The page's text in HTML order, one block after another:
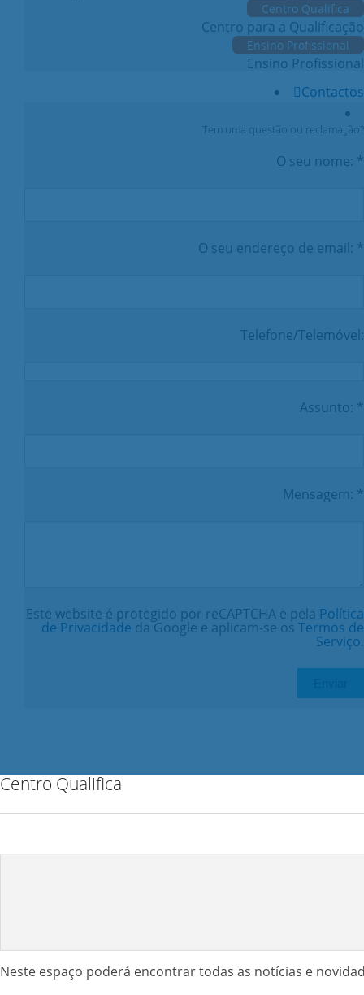
Centro Qualifica
Centro para a Qualificação
Ensino Profissional
Ensino Profissional
Contactos
Tem uma questão ou reclamação?
O seu nome: *
O seu endereço de email: *
Telefone/Telemóvel:
Assunto: *
Mensagem: *
Este website é protegido por reCAPTCHA e pela Política
de Privacidade da Google e aplicam-se os Termos de
Serviço.
Centro Qualifica
Neste espaço poderá encontrar todas as notícias e